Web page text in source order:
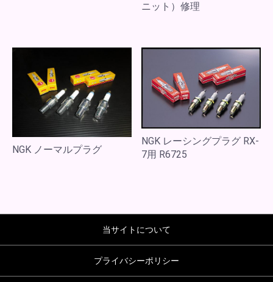
ニット）修理
NGK ノーマルプラグ
NGK レーシングプラグ RX-
7用 R6725
当サイトについて
プライバシーポリシー